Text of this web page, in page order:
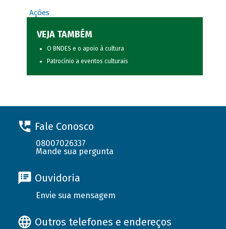
Ações
VEJA TAMBÉM
O BNDES e o apoio à cultura
Patrocínio a eventos culturais
Fale Conosco
08007026337
Mande sua pergunta
Ouvidoria
Envie sua mensagem
Outros telefones e endereços